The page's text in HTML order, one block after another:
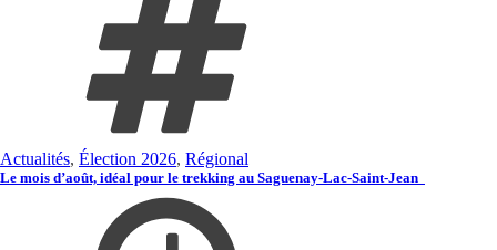
Actualités, Élection 2026, Régional
Le mois d’août, idéal pour le trekking au Saguenay-Lac-Saint-Jean